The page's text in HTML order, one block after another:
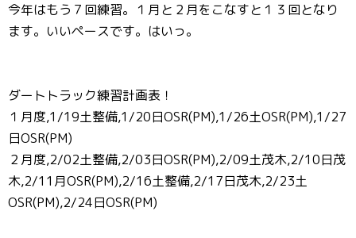
今年はもう７回練習。１月と２月をこなすと１３回となり
ます。いいペースです。はいっ。
ダートトラック練習計画表！
１月度,1/19土整備,1/20日OSR(PM),1/26土OSR(PM),1/27
日OSR(PM)
２月度,2/02土整備,2/03日OSR(PM),2/09土茂木,2/10日茂
木,2/11月OSR(PM),2/16土整備,2/17日茂木,2/23土
OSR(PM),2/24日OSR(PM)